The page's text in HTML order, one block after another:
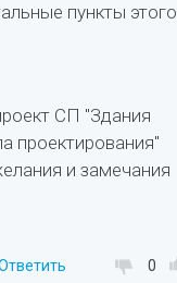
пункты этого
СП "Здания
проектирования"
и замечания
0